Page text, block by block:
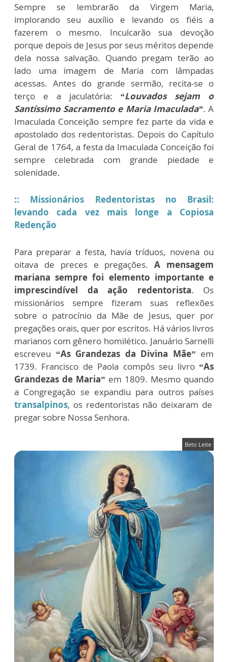
Sempre se lembrarão da Virgem Maria,
implorando seu auxílio e levando os fiéis a
fazerem o mesmo. Inculcarão sua devoção
porque depois de Jesus por seus méritos depende
dela nossa salvação. Quando pregam terão ao
lado uma imagem de Maria com lâmpadas
acessas. Antes do grande sermão, recita-se o
terço e a jaculatória: “Louvados sejam o
Santíssimo Sacramento e Maria Imaculada”. A
Imaculada Conceição sempre fez parte da vida e
apostolado dos redentoristas. Depois do Capítulo
Geral de 1764, a festa da Imaculada Conceição foi
sempre celebrada com grande piedade e
solenidade.
:: Missionários Redentoristas no Brasil:
levando cada vez mais longe a Copiosa
Redenção
Para preparar a festa, havia tríduos, novena ou
oitava de preces e pregações.A mensagem
mariana sempre foi elemento importante e
imprescindível da ação redentorista. Os
missionários sempre fizeram suas reflexões
sobre o patrocínio da Mãe de Jesus, quer por
pregações orais, quer por escritos. Há vários livros
marianos com gênero homilético. Januário Sarnelli
escreveu “As Grandezas da Divina Mãe” em
1739. Francisco de Paola compôs seu livro“As
Grandezas de Maria” em 1809. Mesmo quando
a Congregação se expandiu para outros países
transalpinos, os redentoristas não deixaram de
pregar sobre Nossa Senhora.
Beto Leite